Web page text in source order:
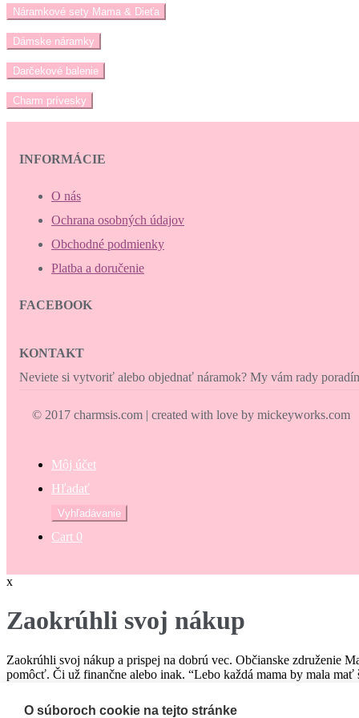
Náramkové sety Mama & Dieťa
Dámske náramky
Darčekové balenie
Charm prívesky
INFORMÁCIE
O nás
Ochrana osobných údajov
Obchodné podmienky
Platba a doručenie
FACEBOOK
KONTAKT
Neviete si vytvoriť alebo objednať náramok? My vám rady
© 2017 charmsis.com | created with love by mickeyworks.com
Môj účet
Hľadať
Hľadať:
Vyhľadávanie
Cart 0
x
Zaokrúhli svoj nákup
Zaokrúhli svoj nákup a prispej na dobrú vec. Občianske združenie
pomôcť. Či už finančne alebo inak. “Lebo každá mama by mala
O súboroch cookie na tejto stránke